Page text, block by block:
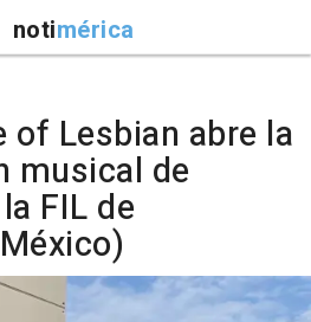
notimérica
of Lesbian abre la
musical de
FIL de